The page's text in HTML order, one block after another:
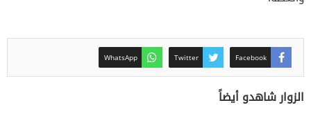
Facebook
Twitter
WhatsApp
الزوار شاهدو أيضاً